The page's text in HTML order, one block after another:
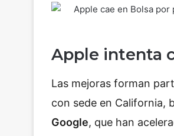
Apple intenta
Las mejoras forman
con sede en California,
Google, que han